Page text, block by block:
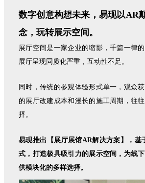
数字创意构想未来，易现以AR
念，玩转展示空间。
展厅空间是一家企业的缩影，千篇一律
展厅呈现同质化严重，互动性不足。
同时，传统的参观体验形式单一，观众
的展厅改建成本和漫长的施工周期，往
择。
易现推出【展厅展馆AR解决方案】，基
式，打造极具吸引力的展示空间，为线
供模块化的多样选择。